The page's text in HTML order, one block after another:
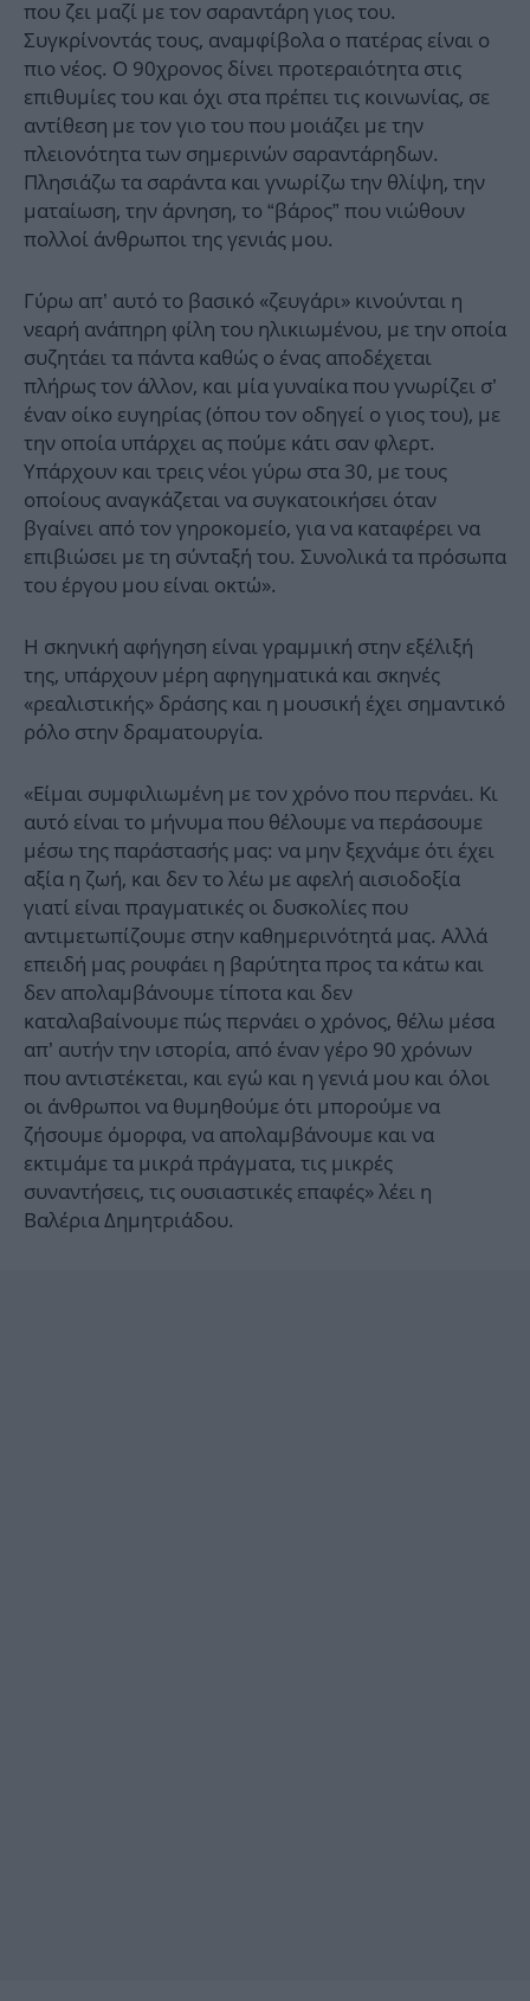
που ζει μαζί με τον σαραντάρη γιος του.
Συγκρίνοντάς τους, αναμφίβολα ο πατέρας είναι ο
πιο νέος. Ο 90χρονος δίνει προτεραιότητα στις
επιθυμίες του και όχι στα πρέπει τις κοινωνίας, σε
αντίθεση με τον γιο του που μοιάζει με την
πλειονότητα των σημερινών σαραντάρηδων.
Πλησιάζω τα σαράντα και γνωρίζω την θλίψη, την
ματαίωση, την άρνηση, το “βάρος” που νιώθουν
πολλοί άνθρωποι της γενιάς μου.
Γύρω απ’ αυτό το βασικό «ζευγάρι» κινούνται η
νεαρή ανάπηρη φίλη του ηλικιωμένου, με την οποία
συζητάει τα πάντα καθώς ο ένας αποδέχεται
πλήρως τον άλλον, και μία γυναίκα που γνωρίζει σ’
έναν οίκο ευγηρίας (όπου τον οδηγεί ο γιος του), με
την οποία υπάρχει ας πούμε κάτι σαν φλερτ.
Υπάρχουν και τρεις νέοι γύρω στα 30, με τους
οποίους αναγκάζεται να συγκατοικήσει όταν
βγαίνει από τον γηροκομείο, για να καταφέρει να
επιβιώσει με τη σύνταξή του. Συνολικά τα πρόσωπα
του έργου μου είναι οκτώ».
Η σκηνική αφήγηση είναι γραμμική στην εξέλιξή
της, υπάρχουν μέρη αφηγηματικά και σκηνές
«ρεαλιστικής» δράσης και η μουσική έχει σημαντικό
ρόλο στην δραματουργία.
«Είμαι συμφιλιωμένη με τον χρόνο που περνάει. Κι
αυτό είναι το μήνυμα που θέλουμε να περάσουμε
μέσω της παράστασής μας: να μην ξεχνάμε ότι έχει
αξία η ζωή, και δεν το λέω με αφελή αισιοδοξία
γιατί είναι πραγματικές οι δυσκολίες που
αντιμετωπίζουμε στην καθημερινότητά μας. Αλλά
επειδή μας ρουφάει η βαρύτητα προς τα κάτω και
δεν απολαμβάνουμε τίποτα και δεν
καταλαβαίνουμε πώς περνάει ο χρόνος, θέλω μέσα
απ’ αυτήν την ιστορία, από έναν γέρο 90 χρόνων
που αντιστέκεται, και εγώ και η γενιά μου και όλοι
οι άνθρωποι να θυμηθούμε ότι μπορούμε να
ζήσουμε όμορφα, να απολαμβάνουμε και να
εκτιμάμε τα μικρά πράγματα, τις μικρές
συναντήσεις, τις ουσιαστικές επαφές» λέει η
Βαλέρια Δημητριάδου.